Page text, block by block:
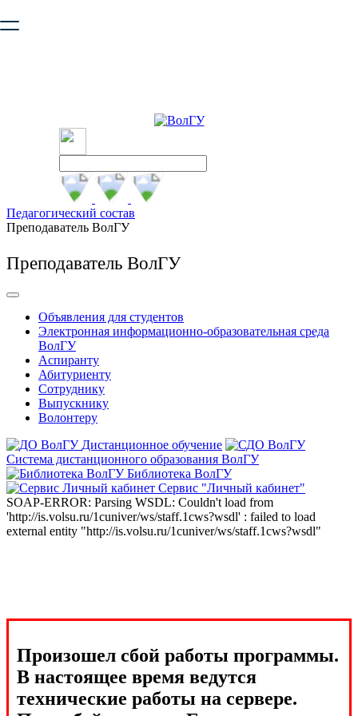
безопасную работу с сайтом. Пожалуйста
Педагогический состав
Преподаватель ВолГУ
Преподаватель ВолГУ
Объявления для студентов
Электронная информационно-образовательная среда
ВолГУ
Аспиранту
Абитуриенту
Сотруднику
Выпускнику
Волонтеру
Дистанционное обучение
Система дистанционного образования ВолГУ
Библиотека ВолГУ
Сервис "Личный кабинет"
SOAP-ERROR: Parsing WSDL: Couldn't load from
'http://is.volsu.ru/1cuniver/ws/staff.1cws?wsdl' : failed to load
external entity "http://is.volsu.ru/1cuniver/ws/staff.1cws?wsdl"
Произошел сбой работы программы.
В настоящее время ведутся
технические работы на сервере.